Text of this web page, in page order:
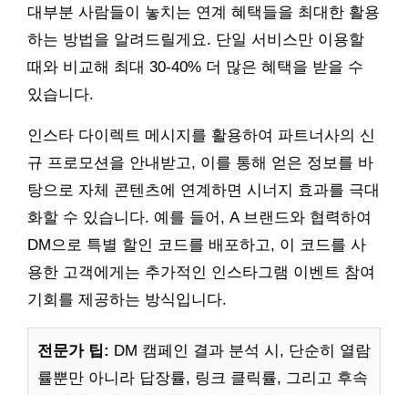
대부분 사람들이 놓치는 연계 혜택들을 최대한 활용
하는 방법을 알려드릴게요. 단일 서비스만 이용할
때와 비교해 최대 30-40% 더 많은 혜택을 받을 수
있습니다.
인스타 다이렉트 메시지를 활용하여 파트너사의 신
규 프로모션을 안내받고, 이를 통해 얻은 정보를 바
탕으로 자체 콘텐츠에 연계하면 시너지 효과를 극대
화할 수 있습니다. 예를 들어, A 브랜드와 협력하여
DM으로 특별 할인 코드를 배포하고, 이 코드를 사
용한 고객에게는 추가적인 인스타그램 이벤트 참여
기회를 제공하는 방식입니다.
전문가 팁: DM 캠페인 결과 분석 시, 단순히 열람
률뿐만 아니라 답장률, 링크 클릭률, 그리고 후속